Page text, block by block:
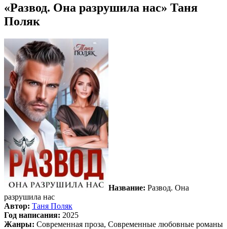
«Развод. Она разрушила нас» Таня
Поляк
Название: Развод. Она
разрушила нас
Автор: Таня Поляк
Год написания: 2025
Жанры: Современная проза, Современные любовные романы